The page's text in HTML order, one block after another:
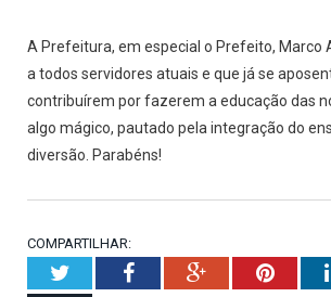
A Prefeitura, em especial o Prefeito, Marco
a todos servidores atuais e que já se
contribuírem por fazerem a educação das
algo mágico, pautado pela integração do
diversão. Parabéns!
COMPARTILHAR:
TwitterFacebookGoogle+